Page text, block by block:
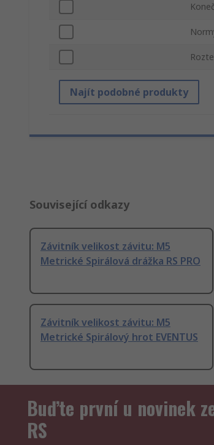
Najít podobné produkty
Související odkazy
Závitník velikost závitu: M5
Metrické Spirálová drážka RS PRO
Závitník velikost závitu: M5
Metrické Spirálový hrot EVENTUS
Buďte první u novinek
RS